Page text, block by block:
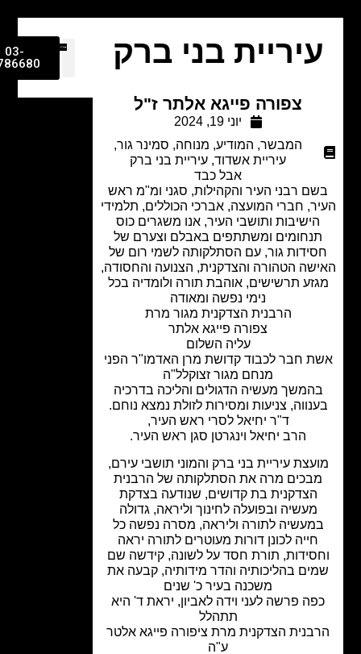
בני ברק
צפורה פייגא אלתר ז"ל
המבשר ,המודיע ,מנוחה, סמינר גור,
עיריית אשדוד,עיריית בני ברק
אבל כבד
רבני העיר והקהילות, סגני ומ"מ ראש
חברי המועצה, אברכי הכוללים, תלמידי
ותושבי העיר, אנו משגרים כוס
ומשתתפים באבלם וצערם של
גור, עם הסתלקותה לשמי רום של
הטהורה והצדקנית, הצנועה והחסודה,
תרשישים, אוהבת תורה ולומדיה בכל
נימי נפשה ומאודה
הרבנית הצדקנית מגור מרת
צפורה פייגא אלתר
עליה השלום
חבר לכבוד קדושת מרן האדמו"ר הפני
מנחם מגור זצוקלל"ה
מעשיה הדגולים והליכה בדרכיה
צניעות ומסירות לזולת נמצא נוחם.
ד"ר יחיאל לסרי ראש העיר,
הרב יחיאל וינגרטן סגן ראש העיר.
עיריית בני ברק והמוני תושבי עירם,
מרה את הסתלקותה של הרבנית
הצדקנית בת קדושים, שנודעה בצדקת
מעשיה ובפועלה לחינוך וליראה, גדולה
לתורה וליראה, מסרה נפשה כל
חייה לכונן דורות מעוטרים לתורה יראה
תורת חסד על לשונה, קידשה שם
בהליכותיה והדר מידותיה, קבעה את
משכנה בעיר כ' שנים
פרשה לעני וידה לאביון, יראת ד' היא
הצדקנית מרתציפורה פייגאאלטר
03-
9786680